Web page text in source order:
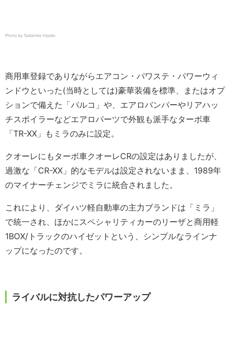
Photo by Tadahiko Hyodo
商用車登録でありながらエアコン・パワステ・パワーウィ
ンドウといった(当時としては)豪華装備を標準、またはオプ
ションで備えた「パルコ」や、エアロバンパーやリアハッ
チスポイラーなどエアロパーツで外観も派手なターボ車
「TR-XX」もミラのみに設定。
クオーレにもターボ車クオーレCRの設定はありましたが、
過激な「CR-XX」的なモデルは設定されないまま、1989年
のマイナーチェンジでミラに統合されました。
これにより、ダイハツ軽自動車の主力ブランドは「ミラ」
で統一され、ほかにスペシャリティカーのリーザと商用軽
1BOX/トラックのハイゼットという、シンプルなラインナ
ップになったのです。
ライバルに対抗したパワーアップ